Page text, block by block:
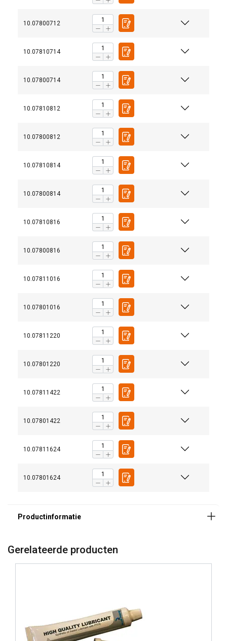
10.07800712
10.07810714
10.07800714
10.07810812
10.07800812
10.07810814
10.07800814
10.07810816
10.07800816
10.07811016
10.07801016
10.07811220
10.07801220
10.07811422
10.07801422
10.07811624
10.07801624
Materiaal:
Temperatuursbereik:
Waarschuwing:
Gerelateerde producten